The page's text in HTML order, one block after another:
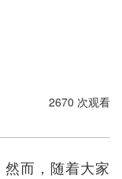
2670 次观看
而，随着大家